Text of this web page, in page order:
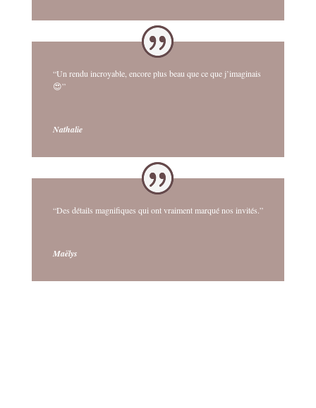
“Un rendu incroyable, encore plus beau que ce que j’imaginais
😍”
Nathalie
“Des détails magnifiques qui ont vraiment marqué nos invités.”
Maëlys